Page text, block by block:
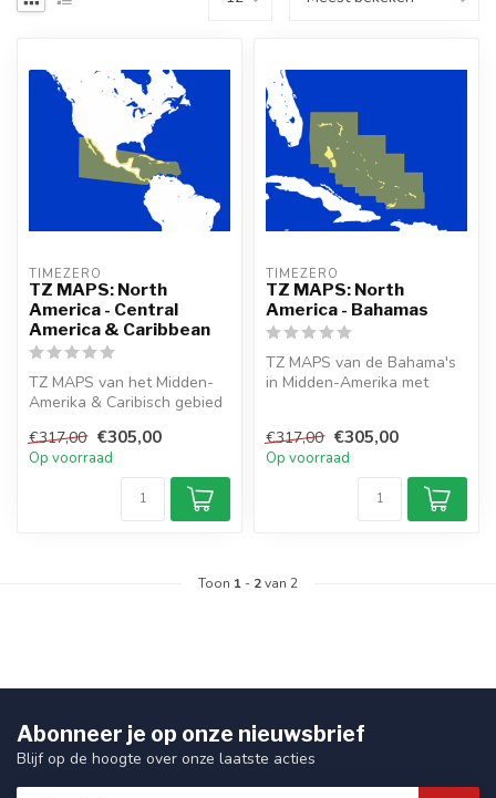
TIMEZERO
TZ MAPS: North
America - Central
America & Caribbean
TZ MAPS van het Midden-
Amerika & Caribisch gebied
gedetaille...
€317,00 €305,00
Op voorraad
TIMEZERO
TZ MAPS: North
America - Bahamas
TZ MAPS van de Bahama's
in Midden-Amerika met
€317,00 €305,00
Op voorraad
Toon 1 - 2van 2
Abonneer je op onze nieuwsbrief
Blijf op de hoogte over onze laatste acties